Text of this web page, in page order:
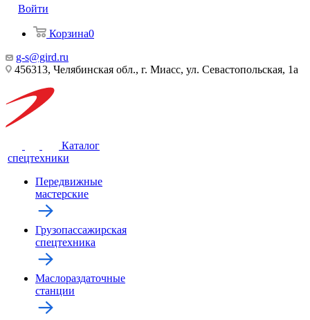
Войти
Корзина0
g-s@gird.ru
456313, Челябинская обл., г. Миасс, ул. Севастопольская, 1а
Каталог
спецтехники
Передвижные
мастерские
Грузопассажирская
спецтехника
Маслораздаточные
станции